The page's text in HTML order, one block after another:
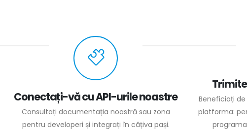
Conectați-vă cu API-urile noastre
Consultați documentația noastră sau zona
pentru developeri și integrați în câțiva pași.
Beneficiați
platforma: